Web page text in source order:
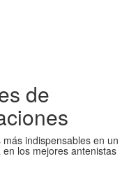
de
indispensables en un
los mejores antenistas